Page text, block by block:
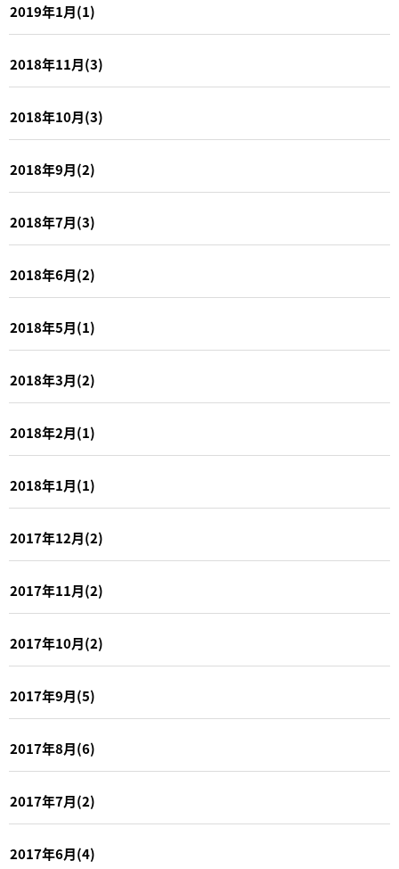
2019年1月(1)
2018年11月(3)
2018年10月(3)
2018年9月(2)
2018年7月(3)
2018年6月(2)
2018年5月(1)
2018年3月(2)
2018年2月(1)
2018年1月(1)
2017年12月(2)
2017年11月(2)
2017年10月(2)
2017年9月(5)
2017年8月(6)
2017年7月(2)
2017年6月(4)